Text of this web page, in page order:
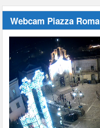
Webcam Piazza Roma